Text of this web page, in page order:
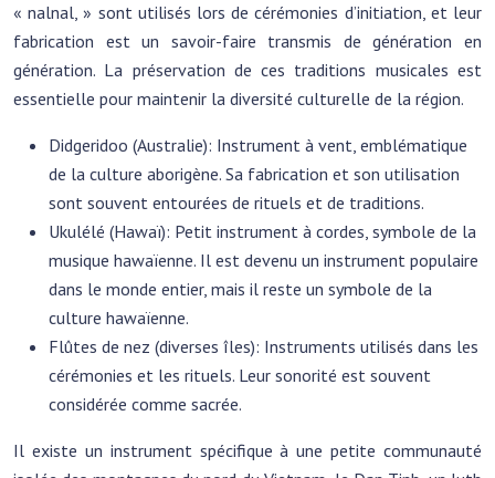
« nalnal, » sont utilisés lors de cérémonies d’initiation, et leur
fabrication est un savoir-faire transmis de génération en
génération. La préservation de ces traditions musicales est
essentielle pour maintenir la diversité culturelle de la région.
Didgeridoo (Australie): Instrument à vent, emblématique
de la culture aborigène. Sa fabrication et son utilisation
sont souvent entourées de rituels et de traditions.
Ukulélé (Hawaï): Petit instrument à cordes, symbole de la
musique hawaïenne. Il est devenu un instrument populaire
dans le monde entier, mais il reste un symbole de la
culture hawaïenne.
Flûtes de nez (diverses îles): Instruments utilisés dans les
cérémonies et les rituels. Leur sonorité est souvent
considérée comme sacrée.
Il existe un instrument spécifique à une petite communauté